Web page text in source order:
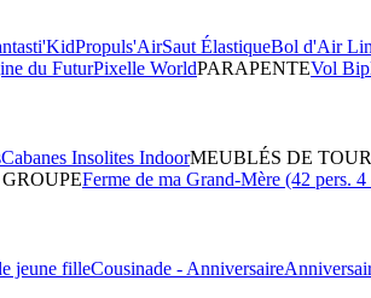
Propuls'AirSaut ÉlastiqueBol d'Air
du FuturPixelle WorldPARAPENTEVol
Cabanes Insolites IndoorMEUBLÉS DE
Ferme de ma Grand-Mère (42 pers. 4
jeune filleCousinade - Anniversaire